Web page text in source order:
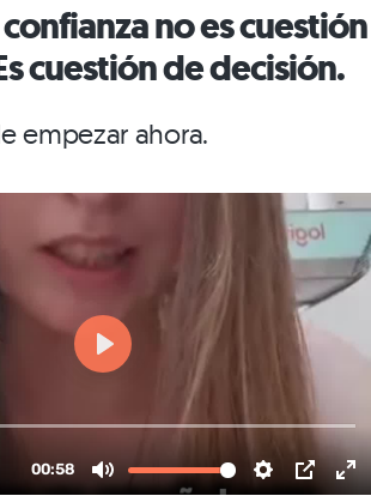
no es cuestión
cuestión de decisión.
empezar ahora.